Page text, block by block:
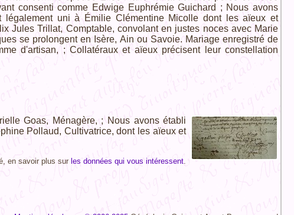
consenti comme Edwige Euphrémie Guichard ; Nous avons
légalement uni à Émilie Clémentine Micolle dont les aïeux et
Jules Trillat, Comptable, convolant en justes noces avec Marie
se prolongent en Isère, Ain ou Savoie. Mariage enregistré de
d'artisan, ; Collatéraux et aïeux précisent leur constellation
Goas, Ménagère, ; Nous avons établi
Pollaud, Cultivatrice, dont les aïeux et
en savoir plus surles données qui vous intéressent